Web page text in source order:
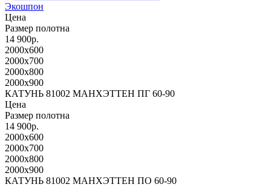
Экошпон
Цена
Размер полотна
14 900р.
2000x600
2000x700
2000x800
2000x900
КАТУНЬ 81002 МАНХЭТТЕН ПГ 60-90
Цена
Размер полотна
14 900р.
2000x600
2000x700
2000x800
2000x900
КАТУНЬ 81002 МАНХЭТТЕН ПО 60-90